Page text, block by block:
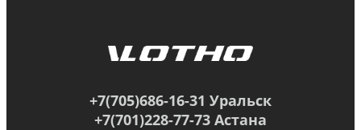
+7(705)686-16-31 Уральск
+7(701)228-77-73 Астана